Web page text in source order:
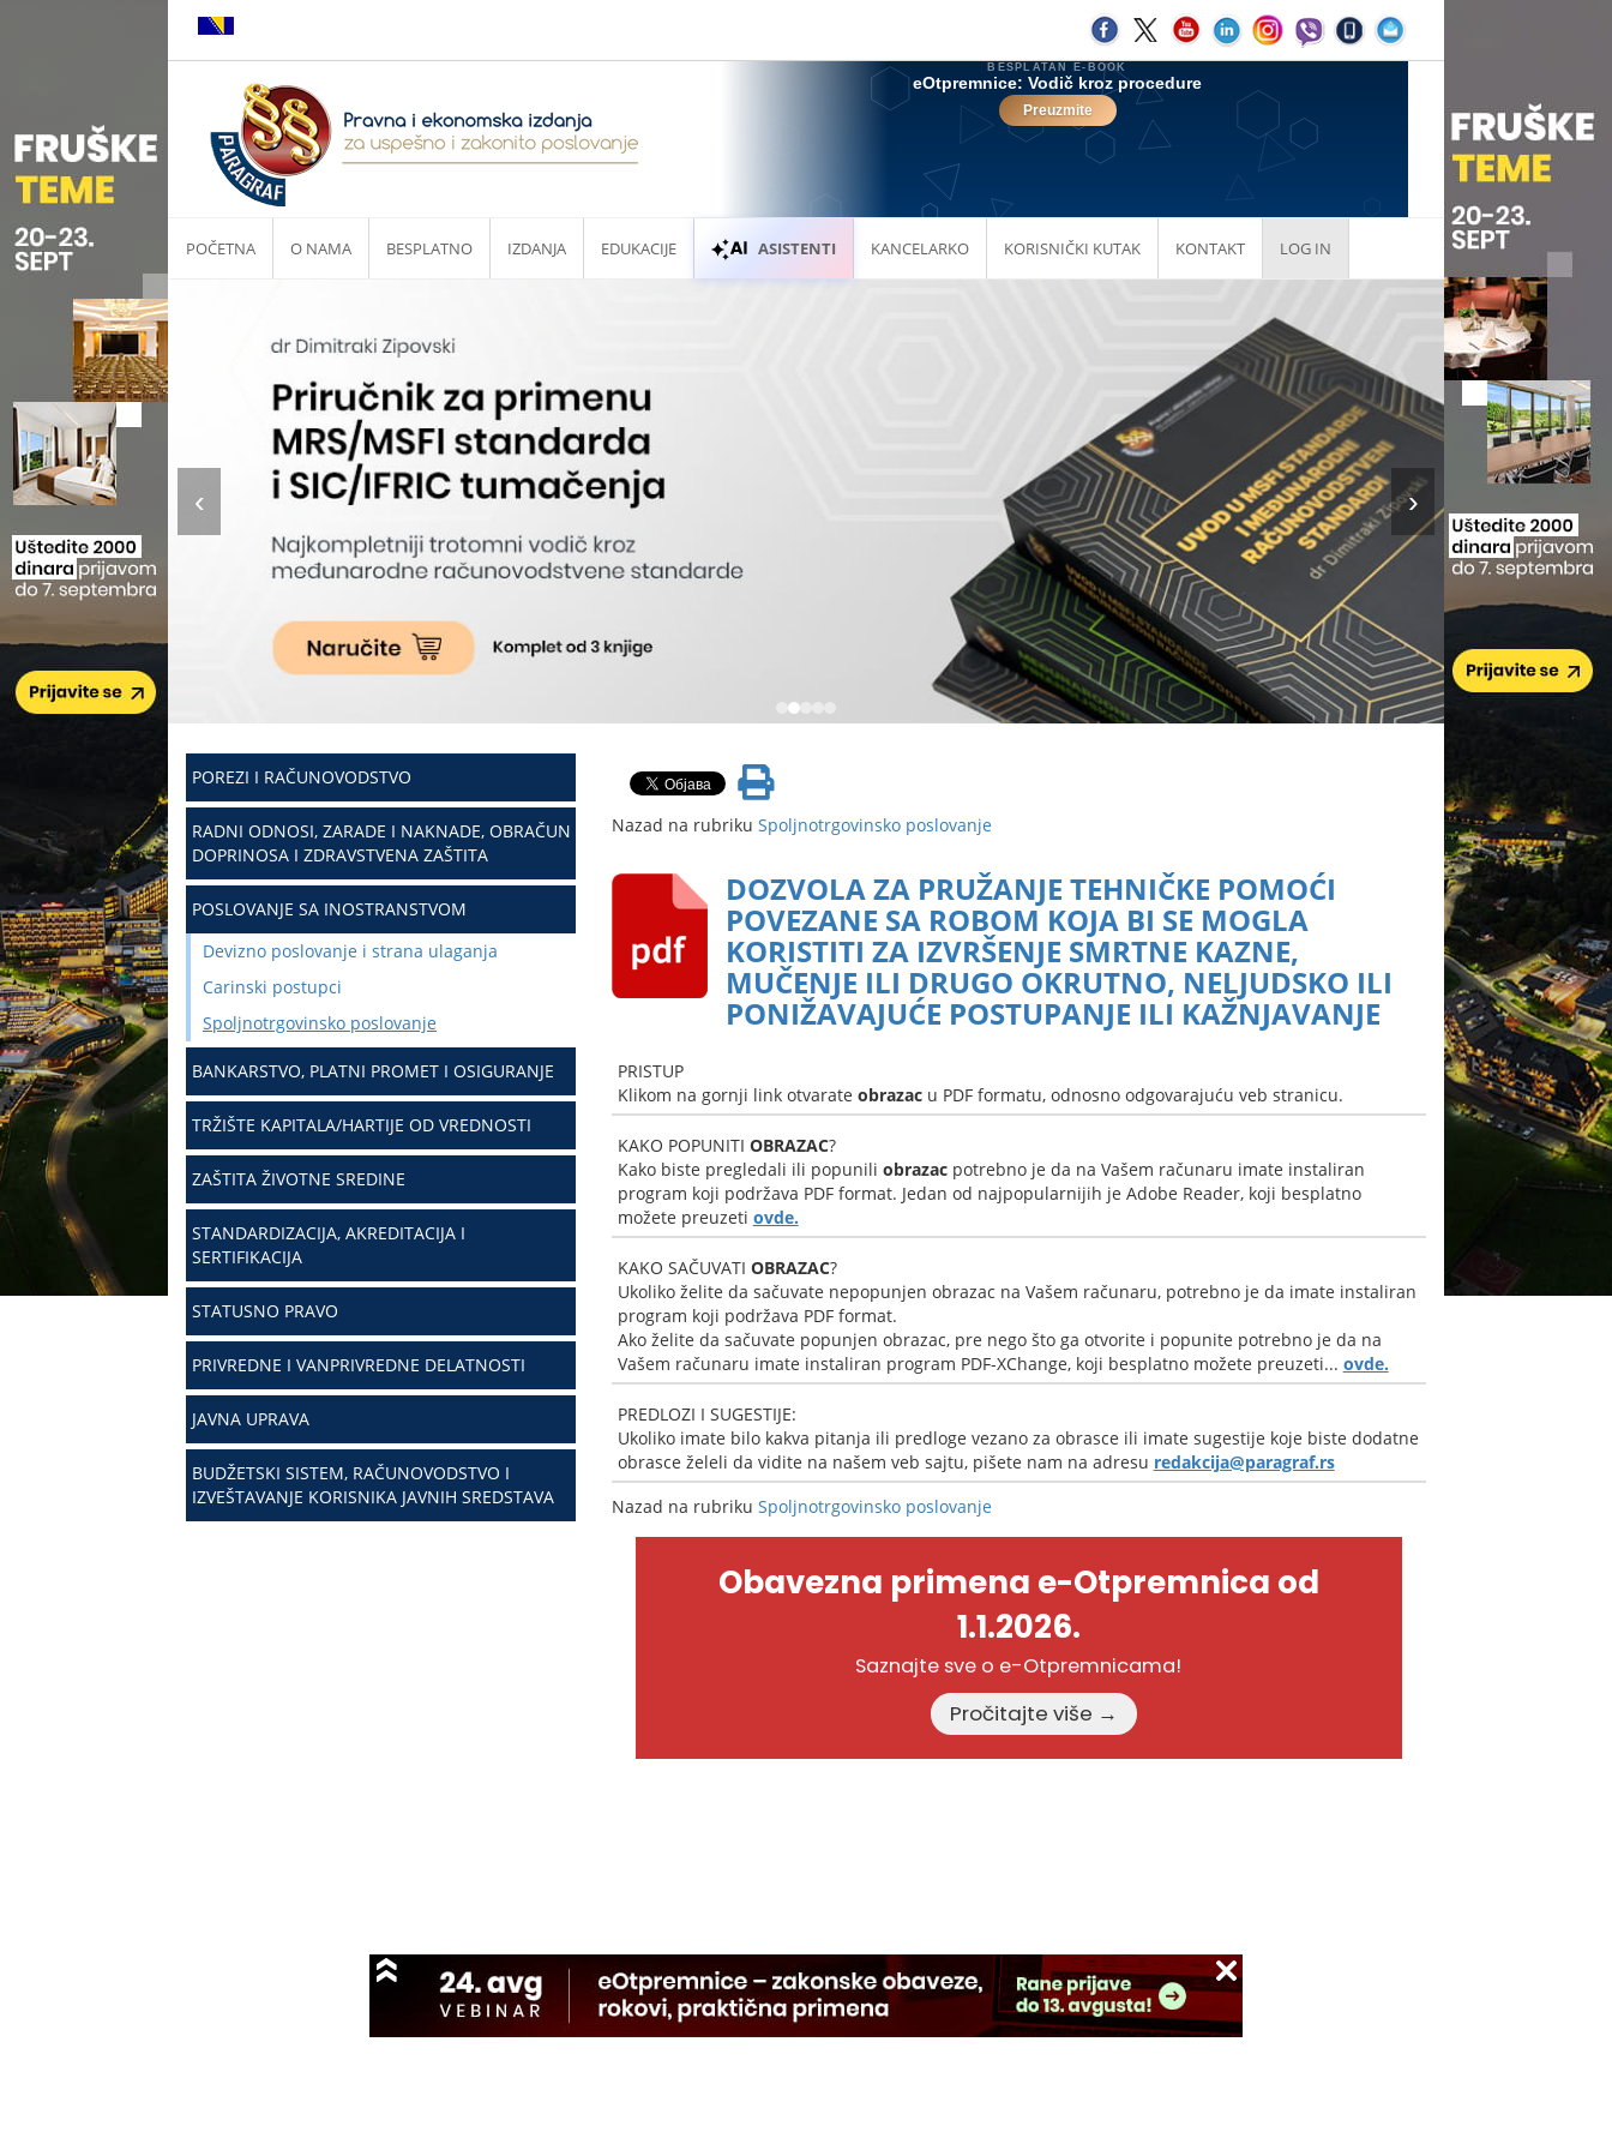
POČETNA O NAMA BESPLATNO IZDANJA EDUKACIJE ASISTENTI KANCELARKO KORISNIČKI KUTAK KONTAKT LOG IN
POREZI I RAČUNOVODSTVO
RADNI ODNOSI, ZARADE I NAKNADE, OBRAČUN
DOPRINOSA I ZDRAVSTVENA ZAŠTITA
POSLOVANJE SA INOSTRANSTVOM
Devizno poslovanje i strana ulaganja
Carinski postupci
Spoljnotrgovinsko poslovanje
BANKARSTVO, PLATNI PROMET I OSIGURANJE
TRŽIŠTE KAPITALA/HARTIJE OD VREDNOSTI
ZAŠTITA ŽIVOTNE SREDINE
STANDARDIZACIJA, AKREDITACIJA I
SERTIFIKACIJA
STATUSNO PRAVO
PRIVREDNE I VANPRIVREDNE DELATNOSTI
JAVNA UPRAVA
BUDŽETSKI SISTEM, RAČUNOVODSTVO I
IZVEŠTAVANJE KORISNIKA JAVNIH SREDSTAVA
Nazad na rubriku Spoljnotrgovinsko poslovanje
DOZVOLA ZA PRUŽANJE TEHNIČKE POMOĆI
POVEZANE SA ROBOM KOJA BI SE MOGLA
KORISTITI ZA IZVRŠENJE SMRTNE KAZNE,
MUČENJE ILI DRUGO OKRUTNO, NELJUDSKO ILI
PONIŽAVAJUĆE POSTUPANJE ILI KAŽNJAVANJE
PRISTUP
Klikom na gornji link otvarate obrazacu PDF formatu, odnosno odgovarajuću veb stranicu.
KAKO POPUNITI OBRAZAC?
Kako biste pregledali ili popunili obrazacpotrebno je da na Vašem računaru imate instaliran
program koji podržava PDF format. Jedan od najpopularnijih je Adobe Reader, koji besplatno
možete preuzeti ovde.
KAKO SAČUVATI OBRAZAC?
Ukoliko želite da sačuvate nepopunjen obrazac na Vašem računaru, potrebno je da imate instaliran
program koji podržava PDF format.
Ako želite da sačuvate popunjen obrazac, pre nego što ga otvorite i popunite potrebno je da na
Vašem računaru imate instaliran program PDF-XChange, koji besplatno možete preuzeti... ovde.
PREDLOZI I SUGESTIJE:
Ukoliko imate bilo kakva pitanja ili predloge vezano za obrasce ili imate sugestije koje biste dodatne
obrasce želeli da vidite na našem veb sajtu, pišete nam na adresu redakcija@paragraf.rs
Nazad na rubriku Spoljnotrgovinsko poslovanje
Obavezna primena e-Otpremnica od
1.1.2026.
Saznajte sve o e-Otpremnicama!
Pročitajte više →